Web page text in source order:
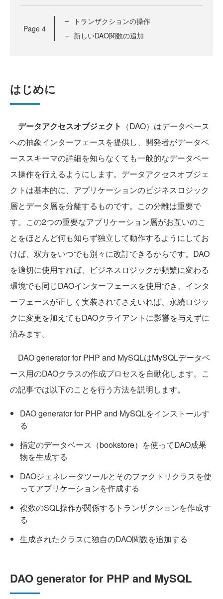
Page 4
トランザクションの操作
新しいDAO関数の追加
はじめに
データアクセスオブジェクト （DAO）はデータベース
への抽象インターフェースを提供し、開発者がデータベ
ーススキーマの詳細を知らなくても一般的なデータベー
ス操作を行えるようにします。データアクセスオブジェ
クトは基本的に、アプリケーションのビジネスロジック
層とデータ層を分離するものです。この分離は重要で
す。この2つの重要なアプリケーション層がお互いのこ
とをほとんど何も知らず独立して動作するようにしてお
けば、双方をいつでも別々に改訂できるからです。DAO
を適切に使用すれば、ビジネスロジックが頻繁に変わる
環境でも同じDAOインターフェースを使用でき、インタ
ーフェースが正しく実装されてさえいれば、永続ロジッ
クに変更を加えてもDAOクライアントに影響を与えずに
済みます。
DAO generator for PHP and MySQLはMySQLデータベ
ース用のDAOクラスの作成プロセスを自動化します。こ
の記事では以下のことを行う方法を説明します。
DAO generator for PHP and MySQLをインストールす
る
指定のデータベース（bookstore）を使ってDAO成果
物を生成する
DAOジェネレータツールとそのファクトリクラスを使
ってアプリケーションを作成する
複数のSQL操作が関係するトランザクションを作成す
る
生成されたクラスに独自のDAO関数を追加する
DAO generator for PHP and MySQL